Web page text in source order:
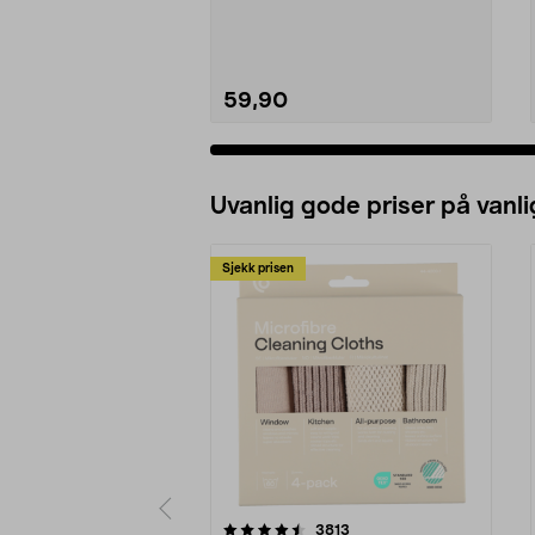
59,90
Uvanlig gode priser på
Sjekk prisen
3813
4.5av 5 stjerner